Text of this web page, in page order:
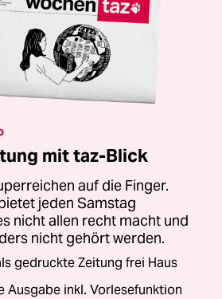
mit taz-Blick
auf die Finger.
jeden Samstag
nicht allen recht macht und
nicht gehört werden.
gedruckte Zeitung frei Haus
Ausgabe inkl. Vorlesefunktion